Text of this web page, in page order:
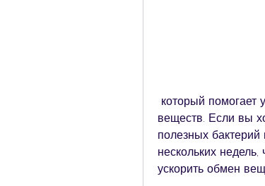
веществ. Если вы
полезных
нескольких
ускорить обмен